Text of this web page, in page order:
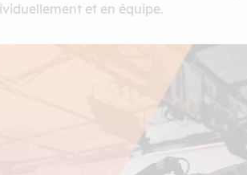
et en équipe.